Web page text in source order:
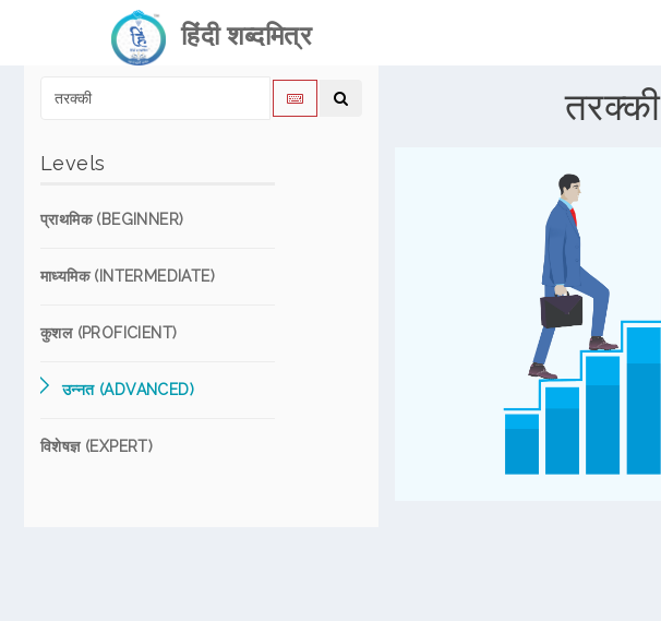
हिंदी शब्दमित्र
Levels
प्राथमिक (BEGINNER)
माध्यमिक (INTERMEDIATE)
कुशल (PROFICIENT)
उन्नत (ADVANCED)
विशेषज्ञ (EXPERT)
तरक्की